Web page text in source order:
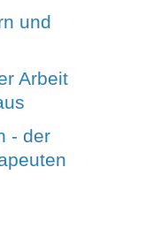
und
Arbeit
- der